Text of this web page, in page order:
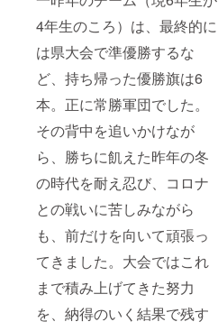
4年生のころ）は、最終的に
は県大会で準優勝するな
ど、持ち帰った優勝旗は6
本。正に常勝軍団でした。
その背中を追いかけなが
ら、勝ちに飢えた昨年の冬
の時代を耐え忍び、コロナ
との戦いに苦しみながら
も、前だけを向いて頑張っ
てきました。大会ではこれ
まで積み上げてきた努力
を、納得のいく結果で残す